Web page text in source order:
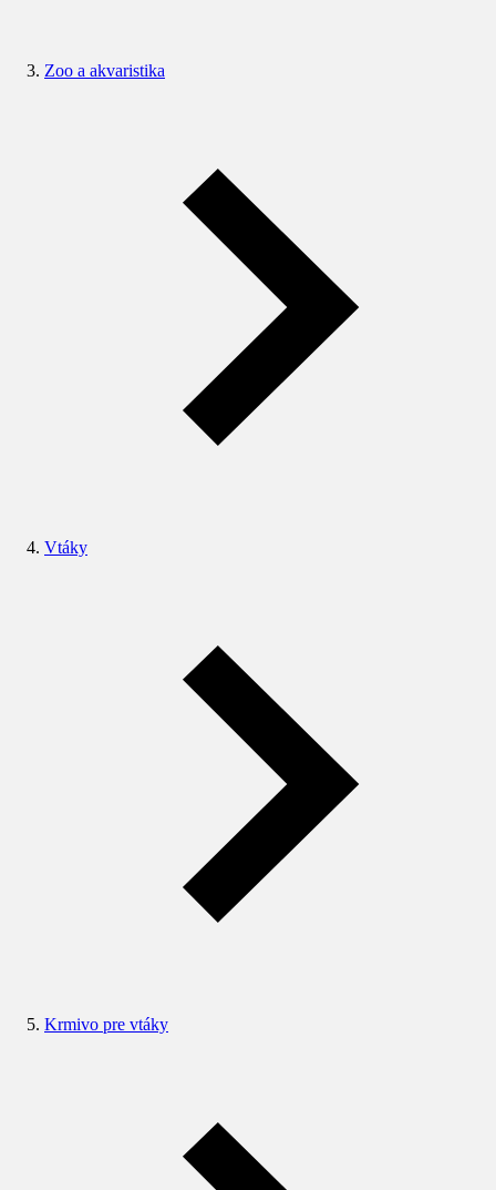
Zoo a akvaristika
Vtáky
Krmivo pre vtáky